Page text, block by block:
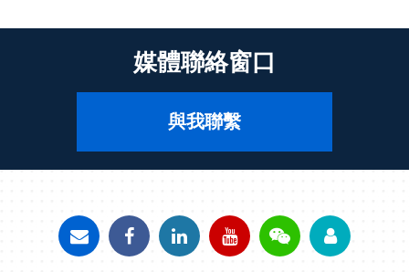
媒體聯絡窗口
與我聯繫